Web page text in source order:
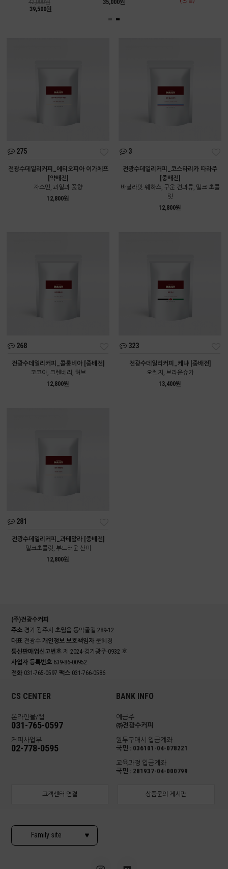
42,000원
39,500원
35,000원
275
전광수데일리커피_에티오피아 이가체프
[약배전]
자스민, 과일과 꽃향
12,800원
3
전광수데일리커피_코스타리카 따라주
[중배전]
바닐라맛 웨하스, 구운 견과류, 밀크 초콜
릿
12,800원
268
전광수데일리커피_콜롬비아 [중배전]
코코아, 크렌베리, 허브
12,800원
323
전광수데일리커피_케냐 [중배전]
오렌지, 브라운슈가
13,400원
281
전광수데일리커피_과테말라 [중배전]
밀크초콜릿, 부드러운 산미
12,800원
(주)전광수커피
주소 경기 광주시 초월읍 동막골길 289-12
대표 전광수개인정보 보호책임자 문혜경
통신판매업신고번호 제 2024-경기광주-0932 호
사업자 등록번호 639-86-00952
전화 031-765-0597팩스 031-766-0586
CS CENTER
온라인몰/랩
031-765-0597
커피사업부
02-778-0595
BANK INFO
예금주
㈜전광수커피
원두구매시 입금계좌
국민 : 036101-04-078221
교육과정 입금계좌
국민 : 281937-04-000799
고객센터 연결 상품문의 게시판
Family site